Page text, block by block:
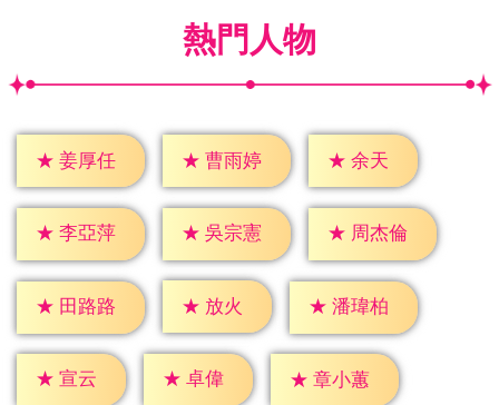
熱門人物
★ 姜厚任 ★ 曹雨婷 ★ 余天
★ 李亞萍 ★ 吳宗憲 ★ 周杰倫
★ 田路路 ★ 放火 ★ 潘瑋柏
★ 宣云 ★ 卓偉 ★ 章小蕙